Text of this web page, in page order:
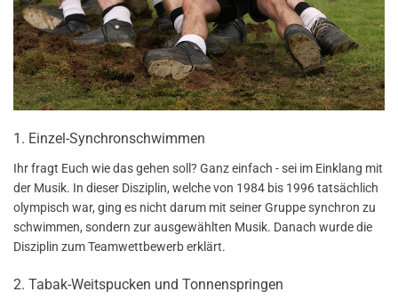
1. Einzel-Synchronschwimmen
Ihr fragt Euch wie das gehen soll? Ganz einfach - sei im Einklang mit
der Musik. In dieser Disziplin, welche von 1984 bis 1996 tatsächlich
olympisch war, ging es nicht darum mit seiner Gruppe synchron zu
schwimmen, sondern zur ausgewählten Musik. Danach wurde die
Disziplin zum Teamwettbewerb erklärt.
2. Tabak-Weitspucken und Tonnenspringen